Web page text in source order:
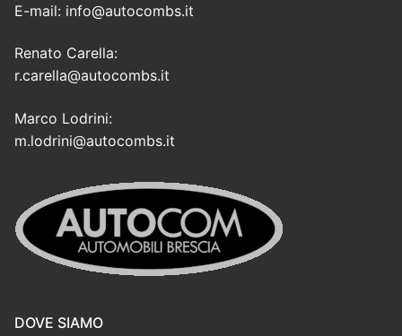
E-mail: info@autocombs.it
Renato Carella:
r.carella@autocombs.it
Marco Lodrini:
m.lodrini@autocombs.it
DOVE SIAMO